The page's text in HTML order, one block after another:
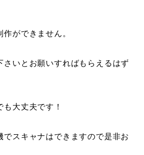
ができません。
さいとお願いすればもらえるはず
大丈夫です！
でスキャナはできますので是非お